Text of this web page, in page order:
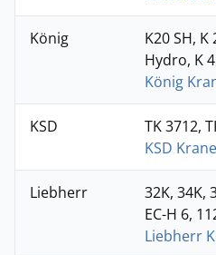
König
K20 SH, K
Hydro, K
König
KSD
TK 3712,
KSD
Liebherr
32K, 34K,
EC-H 6,
Liebherr